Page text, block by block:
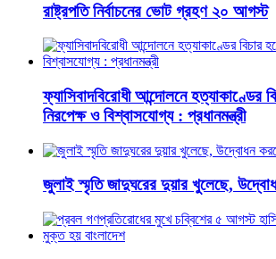
রাষ্ট্রপতি নির্বাচনের ভোট গ্রহণ ২০ আগস্ট
ফ্যাসিবাদবিরোধী আন্দোলনে হত্যাকাণ্ডের
নিরপেক্ষ ও বিশ্বাসযোগ্য : প্রধানমন্ত্রী
জুলাই স্মৃতি জাদুঘরের দুয়ার খুলেছে,